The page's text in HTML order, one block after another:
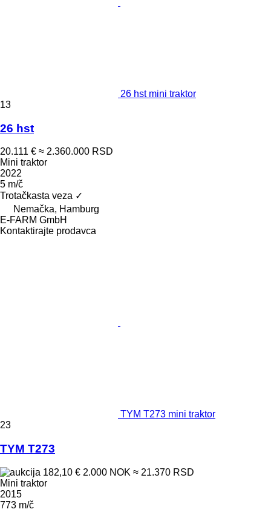
26 hst mini traktor
13
26 hst
20.111 € ≈ 2.360.000 RSD
Mini traktor
2022
5 m/č
Trotačkasta veza ✓
Nemačka, Hamburg
E-FARM GmbH
Kontaktirajte prodavca
TYM T273 mini traktor
23
TYM T273
182,10 € 2.000 NOK ≈ 21.370 RSD
Mini traktor
2015
773 m/č